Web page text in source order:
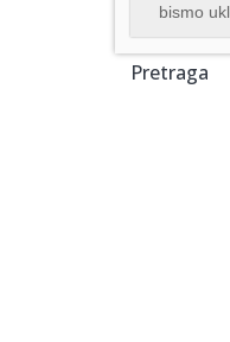
bismo
Pretraga